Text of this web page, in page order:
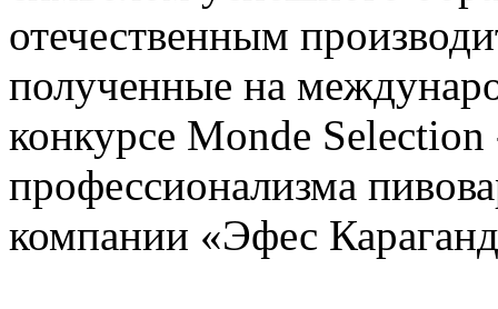
отечественным
полученные на
конкурсе Monde
профессионализма
компании «Эфес